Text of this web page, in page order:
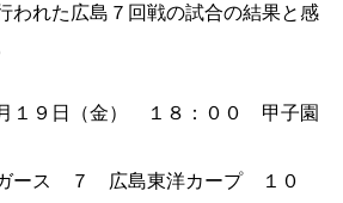
われた広島７回戦の試合の結果と感
９日（金） １８：００ 甲子園
７ 広島東洋カープ １０